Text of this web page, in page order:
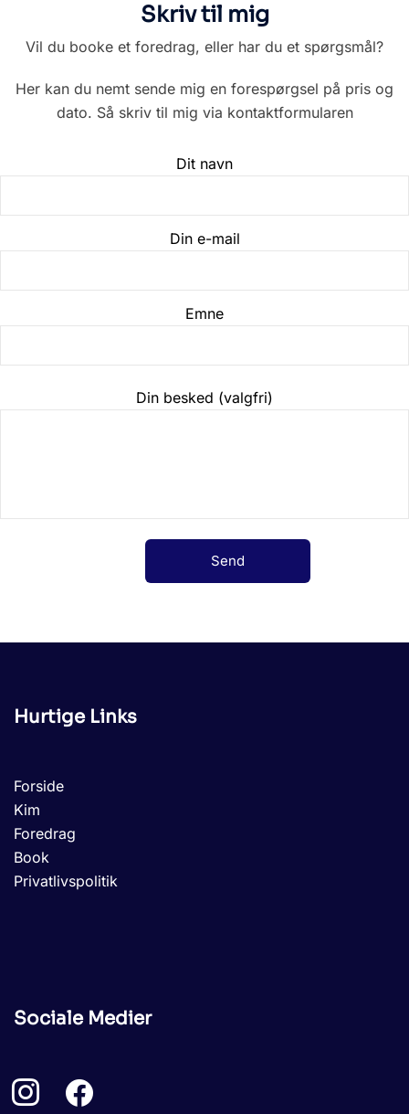
Skriv til mig
Vil du booke et foredrag, eller har du et spørgsmål?
Her kan du nemt sende mig en forespørgsel på pris og
dato. Så skriv til mig via kontaktformularen
Dit navn
Din e-mail
Emne
Din besked (valgfri)
Hurtige Links
Forside
Kim
Foredrag
Book
Privatlivspolitik
Sociale Medier